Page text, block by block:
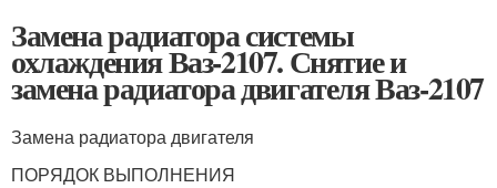
Замена радиатора системы
охлаждения Ваз-2107. Снятие и
замена радиатора двигателя Ваз-2107
Замена радиатора двигателя
ПОРЯДОК ВЫПОЛНЕНИЯ